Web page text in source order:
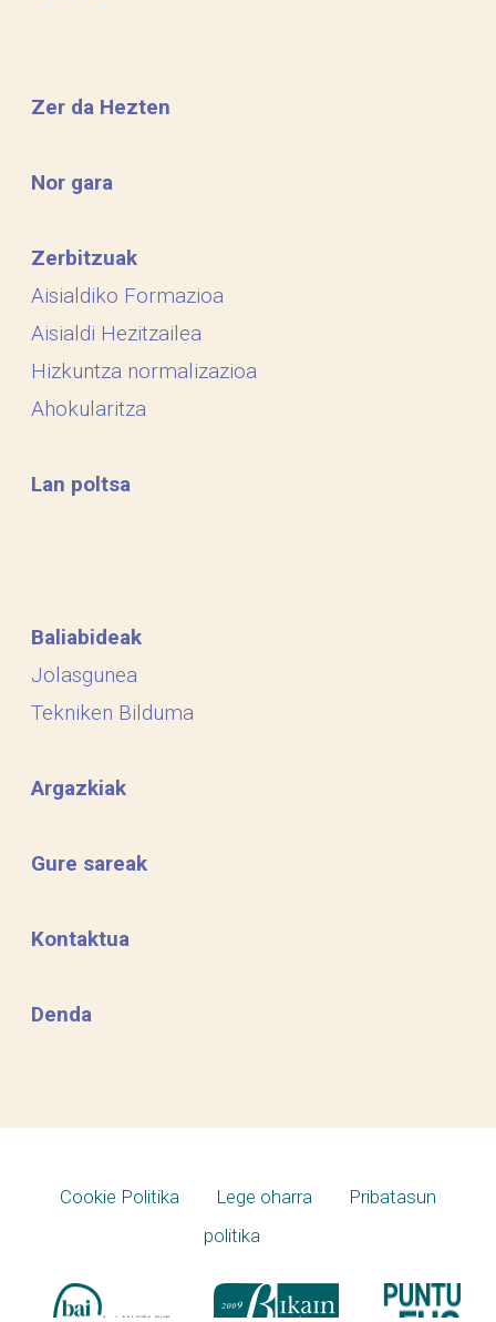
Zer da Hezten
Nor gara
Zerbitzuak
Aisialdiko Formazioa
Aisialdi Hezitzailea
Hizkuntza normalizazioa
Ahokularitza
Lan poltsa
Baliabideak
Jolasgunea
Tekniken Bilduma
Argazkiak
Gure sareak
Kontaktua
Denda
Cookie Politika Lege oharra
Pribatasun
politika